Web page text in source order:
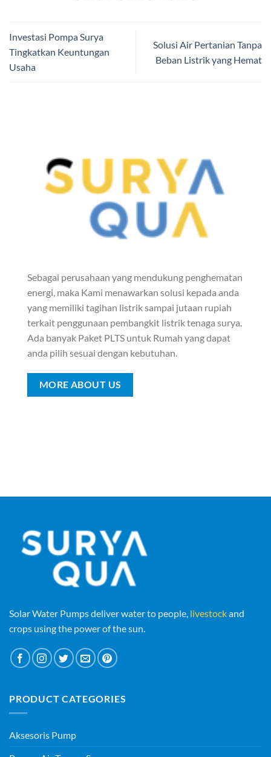
Investasi Pompa Surya
Tingkatkan Keuntungan
Usaha
Solusi Air Pertanian Tanpa
Beban Listrik yang Hemat
Sebagai perusahaan yang mendukung penghematan
energi, maka Kami menawarkan solusi kepada anda
yang memiliki tagihan listrik sampai jutaan rupiah
terkait penggunaan pembangkit listrik tenaga surya.
Ada banyak Paket PLTS untuk Rumah yang dapat
anda pilih sesuai dengan kebutuhan.
MORE ABOUT US
Solar Water Pumps deliver water to people, livestockand
crops using the power of the sun.
PRODUCT CATEGORIES
Aksesoris Pump